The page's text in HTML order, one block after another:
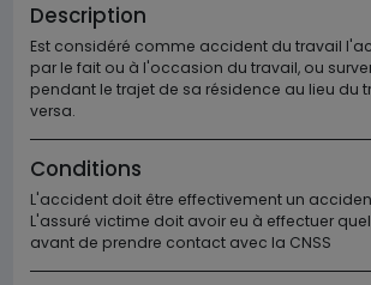
Description
Est considéré comme accident du travail
par le fait ou à l'occasion du travail, ou
pendant le trajet de sa résidence au lieu du
versa.
Conditions
L'accident doit être effectivement un
L'assuré victime doit avoir eu à effectuer
avant de prendre contact avec la CNSS